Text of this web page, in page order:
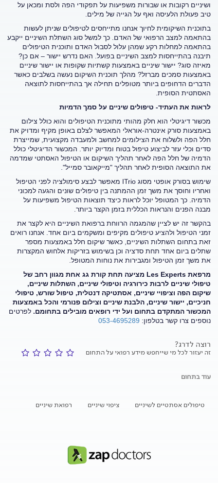
ושיניים רקובות או שבורות משפיעות על תפקודי הפה ולסת ומכאן על
טיב פעולת הלעיסה ואף על הגייה של מילים.
בתוכנית השיקומית לחיוך אנחנו מתייחסים לטיפולים שניתן לעשות
בהתאמה למצב הרפואי של האדם. כך למשל סוג השתלת השיניים ייקבע
בהתאמה למחלות רקע שמהן עלול לסבול האדם ותוכנית הטיפולים
תיבנה בהתייחסות למצב השיניים בפועל. האם נדרש יישור – אם כן?
מאיזה סוג? יישור שיניים באמצעות קשתיות שקופות או יישור שיניים
באמצעות סמכים מברזל? מהלך תוכנית השיקום נעשה בשלבים כאשר
הדברים הדחופים ביותר מטופלים תחילה אך בהתייחסות לתוצאה
האסתטית הסופית.
לראות את העתיד- טיפולים שיניים על סמך הדמיות
מכשור דיגיטלי הוא חלק מהותי מתוכנית הטיפולים והוא כולל צילום
באמצעות סורק אינטרה-אוראלי המאפשר לצלם באופן מקיף ומדויק את
חלל הפה ולשלוח את הצילומים למחשב ולמעבדה מקצועית, שמייצרת
סדים וכלי עזר לביצוע טיפול בטוח ומדיוק יותר. המכשור הדיגיטלי כולל
הדמיה של חלל הפה לאחר תהליך השיקום או הטיפול האסתטי שמדמה
את התוצאה הסופית לאחר תהליך "מייקאובר סמייל".
שימוש בסורק אופטי מסוג ITrio מאפשר לבצע סימולציה לפני הטיפול
ואחריו וחוסך את משך זמן ההמתנה בין טיפולים שונים והגעה למכוני
הדמיה. כך המטופל יוכל לראות כיצד תוצאות הטיפול משפיעות על
מבנה הפנים והנראות הכללית בזמן הקצר ביותר.
בהקשר זה יש לציין שהמגמה הרווחת ברפואת השיניים היא לקצר את
זמני הטיפול ולהציע טיפולים מקיפים ומשקמים ביום אחד. אנחנו רואים
זאת בתחום השתלות השיניים, כאשר שיקום חלל באמצעות מספר
שתלים ביום אחד תחת סדציה וכן בשימוש בזריקות אלחוש המקצרות
את משך זמן הטיפול ומגבירות את נוחות המטופל.
מרפאת Les Experts מציעה תחת קורת גג אחת מגוון רחב של
טיפולי שיניים לרבות כירורגיה וטיפולי שיניים, השתלות שיניים,
שיקום הפה וציפויי שיניים, אסתטיקה דנטלית, טיפול שורש, טיפולי
חניכיים, יישור שיניים, הלבנת שיניים וצילום פנורמי והכל באמצעות
המכשור המתקדם בתחום ועל ידי רופאים מובילים בתחומם. לפרטים
נוספים צרו קשר בטלפון: 053-4695289
רוצה לדרג?
זה יעזור לכל מי שייחפש מידע רפואי על התחום
עוד בתחום
טיפולים אסתטיים לשיניים ציפוי שיניים רפואת שיניים